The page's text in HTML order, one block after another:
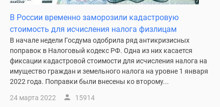
В России временно заморозили кадастровую
стоимость для исчисления налога физлицам
В начале недели Госдума одобрила ряд антикризисных
поправок в Налоговый кодекс РФ. Одна из них касается
фиксации кадастровой стоимости для исчисления налога на
имущество граждан и земельного налога на уровне 1 января
2022 года. Поправки были внесены ко второму...
24 марта 2022 15914